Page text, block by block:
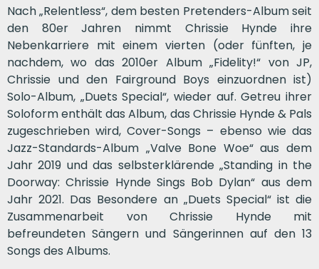
Nach „Relentless“, dem besten Pretenders-Album seit
den 80er Jahren nimmt Chrissie Hynde ihre
Nebenkarriere mit einem vierten (oder fünften, je
nachdem, wo das 2010er Album „Fidelity!“ von JP,
Chrissie und den Fairground Boys einzuordnen ist)
Solo-Album, „Duets Special“, wieder auf. Getreu ihrer
Soloform enthält das Album, das Chrissie Hynde & Pals
zugeschrieben wird, Cover-Songs – ebenso wie das
Jazz-Standards-Album „Valve Bone Woe“ aus dem
Jahr 2019 und das selbsterklärende „Standing in the
Doorway: Chrissie Hynde Sings Bob Dylan“ aus dem
Jahr 2021. Das Besondere an „Duets Special“ ist die
Zusammenarbeit von Chrissie Hynde mit
befreundeten Sängern und Sängerinnen auf den 13
Songs des Albums.